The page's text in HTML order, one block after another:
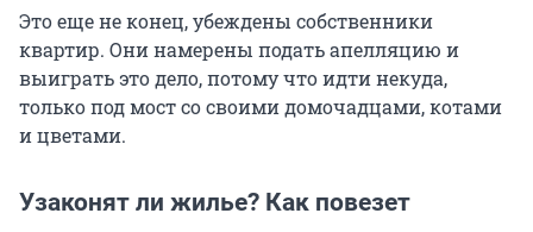
Это еще не конец, убеждены собственники
квартир. Они намерены подать апелляцию и
выиграть это дело, потому что идти некуда,
только под мост со своими домочадцами, котами
и цветами.
Узаконят ли жилье? Как повезет